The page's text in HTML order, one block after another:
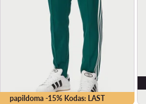
papildoma -15% Kodas: LAST